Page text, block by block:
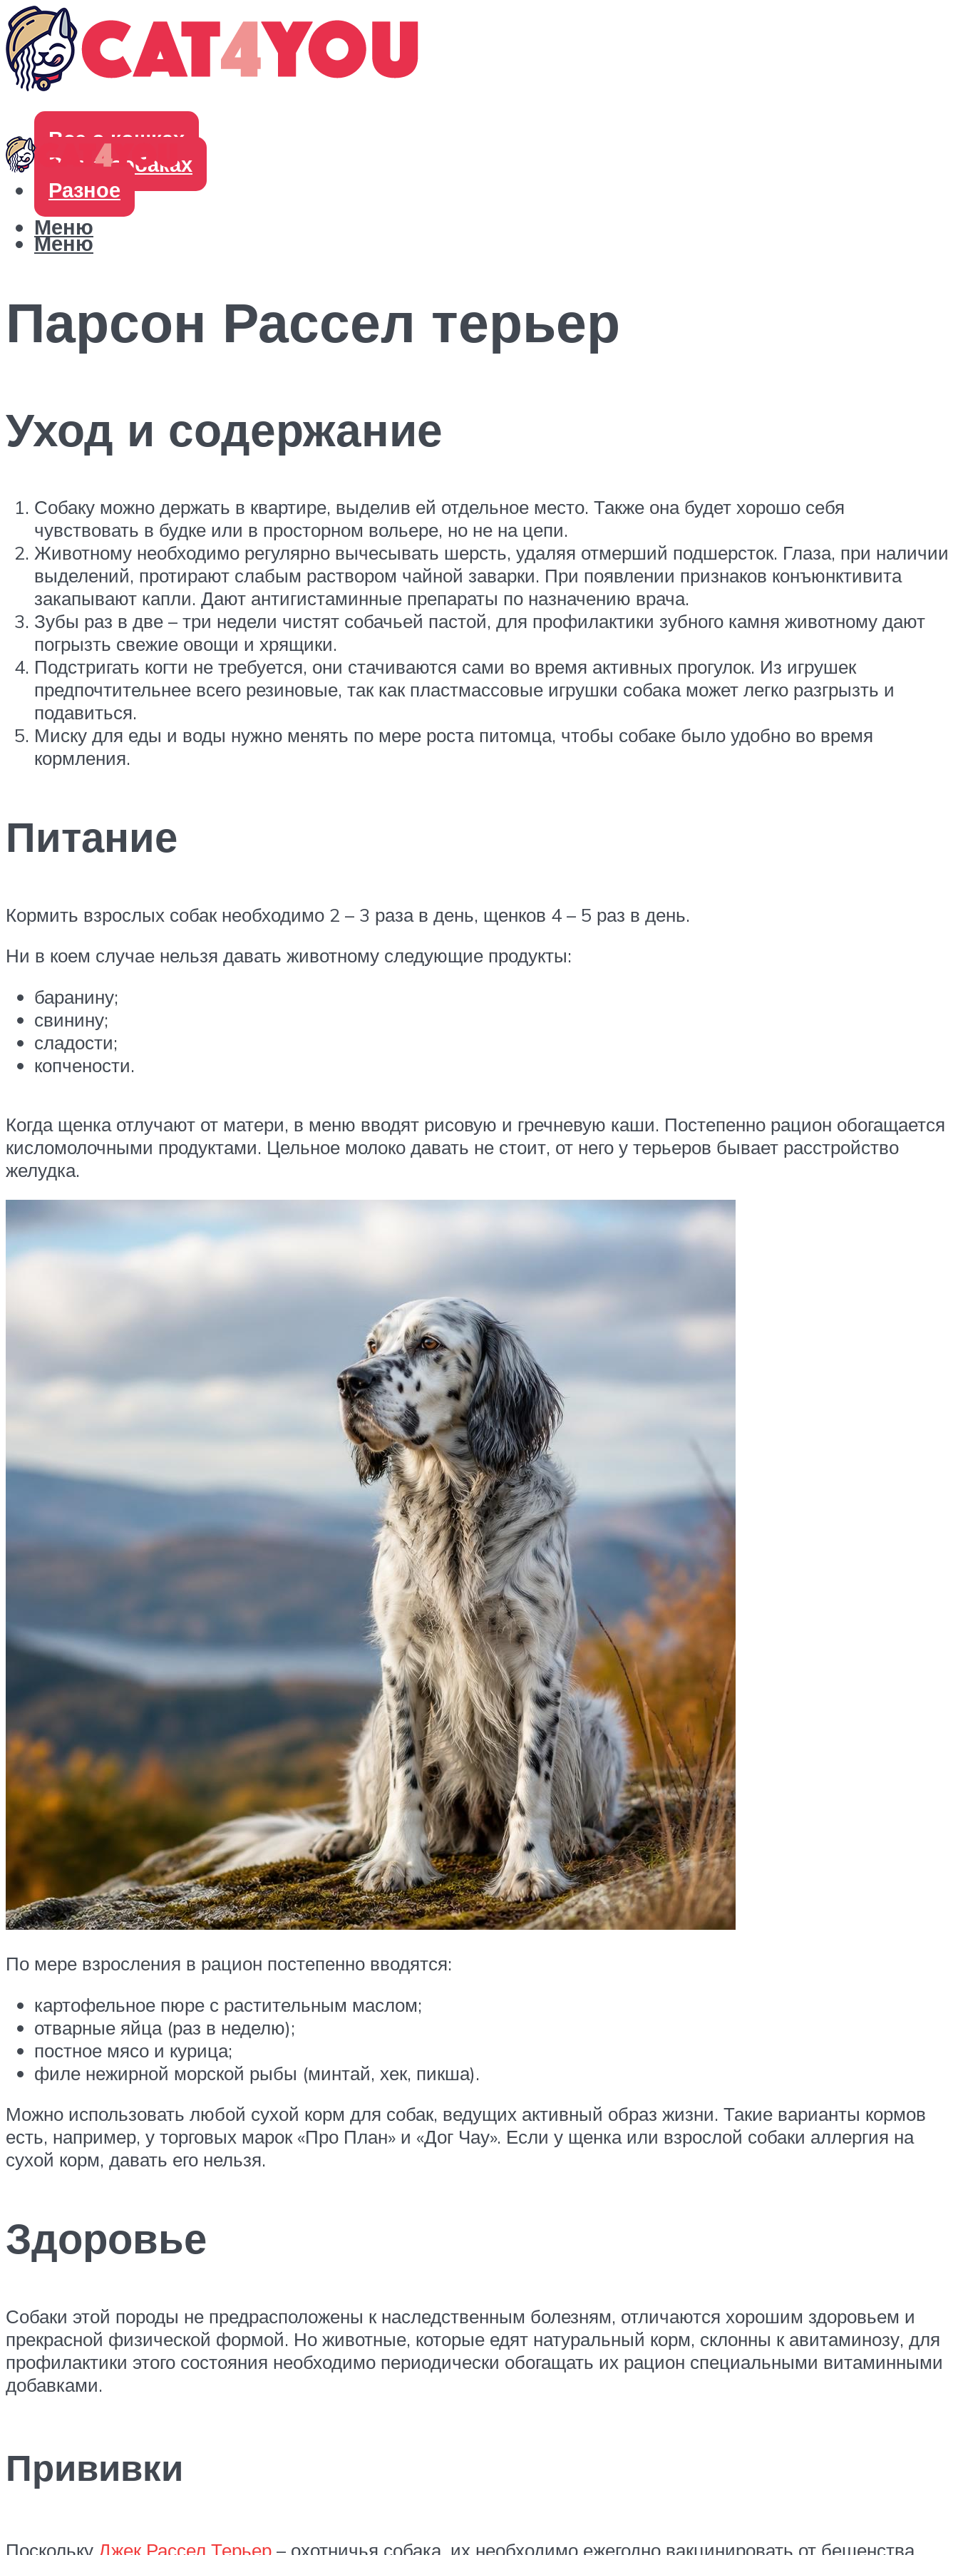
Все о кошках
Все о собаках
Разное
Меню
Меню
Парсон Рассел терьер
Уход и содержание
Собаку можно держать в квартире, выделив ей отдельное место. Также она будет хорошо себя
чувствовать в будке или в просторном вольере, но не на цепи.
Животному необходимо регулярно вычесывать шерсть, удаляя отмерший подшерсток. Глаза, при наличии
выделений, протирают слабым раствором чайной заварки. При появлении признаков конъюнктивита
закапывают капли. Дают антигистаминные препараты по назначению врача.
Зубы раз в две – три недели чистят собачьей пастой, для профилактики зубного камня животному дают
погрызть свежие овощи и хрящики.
Подстригать когти не требуется, они стачиваются сами во время активных прогулок. Из игрушек
предпочтительнее всего резиновые, так как пластмассовые игрушки собака может легко разгрызть и
подавиться.
Миску для еды и воды нужно менять по мере роста питомца, чтобы собаке было удобно во время
кормления.
Питание
Кормить взрослых собак необходимо 2 – 3 раза в день, щенков 4 – 5 раз в день.
Ни в коем случае нельзя давать животному следующие продукты:
баранину;
свинину;
сладости;
копчености.
Когда щенка отлучают от матери, в меню вводят рисовую и гречневую каши. Постепенно рацион обогащается
кисломолочными продуктами. Цельное молоко давать не стоит, от него у терьеров бывает расстройство
желудка.
По мере взросления в рацион постепенно вводятся:
картофельное пюре с растительным маслом;
отварные яйца (раз в неделю);
постное мясо и курица;
филе нежирной морской рыбы (минтай, хек, пикша).
Можно использовать любой сухой корм для собак, ведущих активный образ жизни. Такие варианты кормов
есть, например, у торговых марок «Про План» и «Дог Чау». Если у щенка или взрослой собаки аллергия на
сухой корм, давать его нельзя.
Здоровье
Собаки этой породы не предрасположены к наследственным болезням, отличаются хорошим здоровьем и
прекрасной физической формой. Но животные, которые едят натуральный корм, склонны к авитаминозу, для
профилактики этого состояния необходимо периодически обогащать их рацион специальными витаминными
добавками.
Прививки
Поскольку Джек Рассел Терьер – охотничья собака, их необходимо ежегодно вакцинировать от бешенства